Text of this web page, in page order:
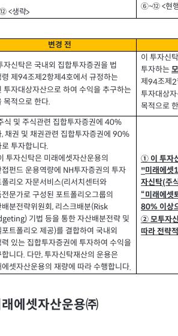
<생략>
⑥~⑫ <현
변경 전
자신탁은 국내외 집합투자증권을 법
령 제94조제2항제4호에서 규정하는
투자대상자산으로 하여 수익을 추구하는
목적으로 한다.
이 투자신
투자하는
제94조제2
투자대상
목적으로
및 주식관련 집합투자증권에 40%
,채권 및 채권관련 집합투자증권에 90%
로 투자합니다.
투자신탁은 미래에셋자산운용의
펀드 운용역량에 NH투자증권의 투자
폴리오 자문서비스(리서치센터와
전문가로 구성된 포트폴리오그룹의
배분전략위원회, 리스크배분(Risk
기법 등을 통한 자산배분전략 및
포트폴리오 제공)를 결합하여 국내외
력 있는 집합투자증권에 투자하여 수익을
합니다. 다만,투자신탁재산의 운용은
에셋자산운용의 재량에 따라 수행합니다.
① 이 투자
"미래에셋
자신탁(주
“미래에셋
80% 이상
② 모투자
따라 전략
에셋자산운용㈜